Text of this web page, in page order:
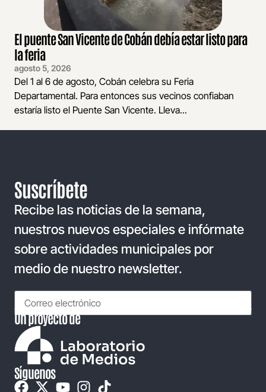
El puente San Vicente de Cobán debía estar listo para
la feria
agosto 5, 2026
Del 1 al 6 de agosto, Cobán celebra su Feria
Departamental. Para entonces sus vecinos confiaban
estaría listo el Puente San Vicente. Lleva...
Suscríbete
Recibe las noticias de la semana,
nuestros nuevos especiales e infórmate
sobre actividades municipales por
medio de nuestro newsletter.
Un proyecto de
Síguenos